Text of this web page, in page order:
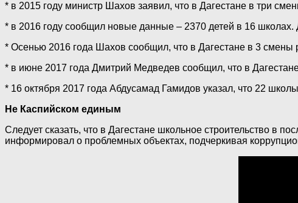
* в 2015 году министр Шахов заявил, что в Дагестане в три
* в 2016 году сообщил новые данные – 2370 детей в 16
* Осенью 2016 года Шахов сообщил, что в Дагестане в 3 смены
* в июне 2017 года Дмитрий Медведев сообщил, что в
* 16 октября 2017 года Абдусамад Гамидов указал, что 22
Не Каспийском единым
Следует сказать, что в Дагестане школьное строительство в
информировал о проблемных объектах, подчеркивая